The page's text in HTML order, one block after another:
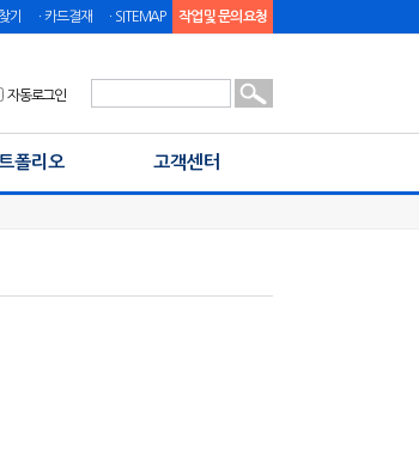
작업 및 문의 요청
ㆍSITEMAP
ㆍ카드결재
기
자동로그인
폴리오 고객센터